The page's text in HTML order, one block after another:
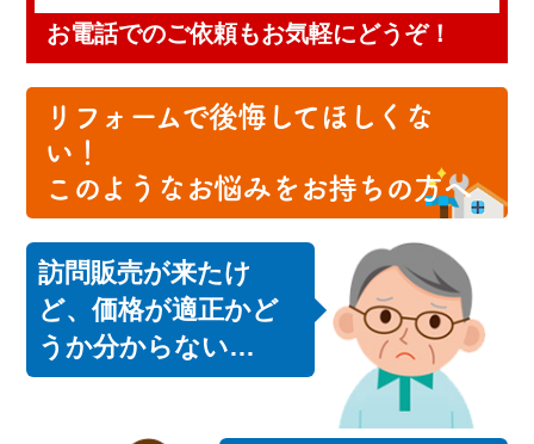
お電話でのご依頼もお気軽にどうぞ！
リフォームで後悔してほしくな
い！
このようなお悩みをお持ちの方へ
訪問販売が来たけ
ど、価格が適正かど
うか分からない…